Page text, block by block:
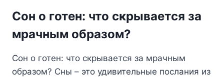
И
НОВЫХ
НАЧИНАНИЙ
Сон о готен: что скрывается за
мрачным образом?
Сон о готен: что скрывается за мрачным
образом? Сны – это удивительные послания из